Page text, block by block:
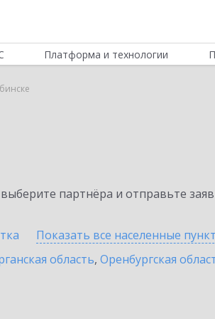
Платформа и технологии
партнёра и отправьте
Показать все населенные
область, Оренбургская